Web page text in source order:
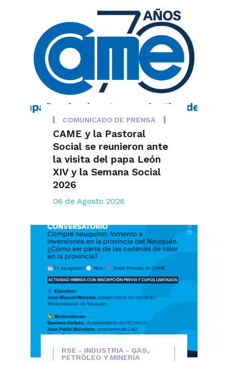
COMUNICADO DE PRENSA
CAME y la Pastoral
Social se reunieron ante
la visita del papa León
XIV y la Semana Social
2026
06 de Agosto 2026
RSE - INDUSTRIA - GAS,
PETRÓLEO Y MINERÍA